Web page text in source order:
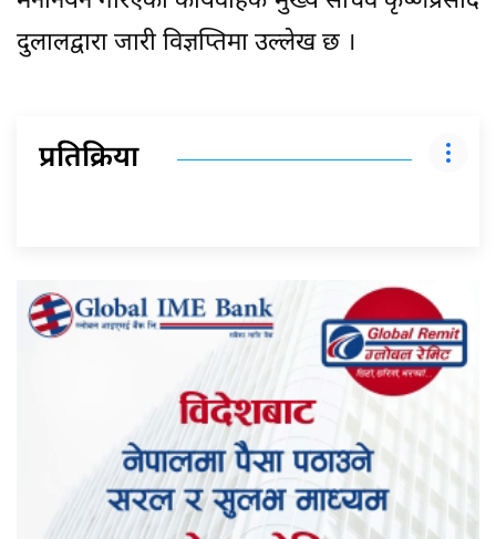
दुलालद्वारा जारी विज्ञप्तिमा उल्लेख छ ।
प्रतिक्रिया